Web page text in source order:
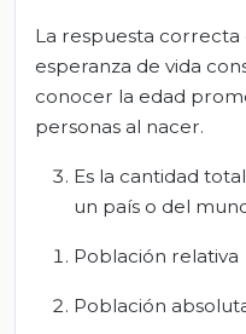
La respuesta correcta
esperanza de vida
conocer la edad
personas al nacer.
Es la cantidad
un país o del
Población relativa
Población